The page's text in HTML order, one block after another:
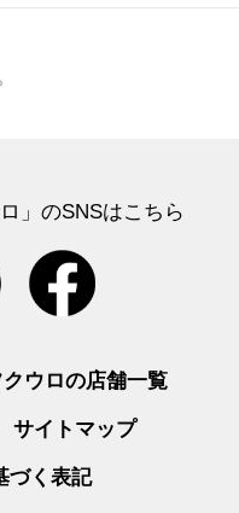
」のSNSはこちら
クウロの店舗一覧
サイトマップ
づく表記